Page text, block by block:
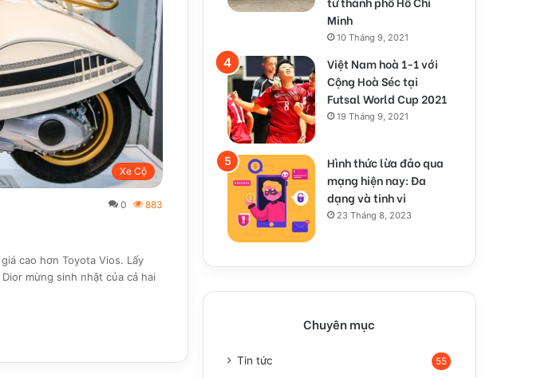
Xe Cộ
0 883
cao hơn Toyota Vios. Lấy
mừng sinh nhật của cả hai
Minh
10 Tháng 9, 2021
Việt Nam hoà 1-1 với
Cộng Hoà Séc tại
Futsal World Cup 2021
19 Tháng 9, 2021
Hình thức lừa đảo qua
mạng hiện nay: Đa
dạng và tinh vi
23 Tháng 8, 2023
Chuyên mục
Tin tức 55